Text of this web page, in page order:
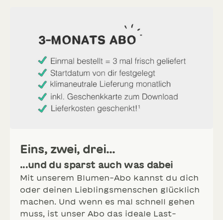
Eins, zwei, drei...
...und du sparst auch was dabei
Mit unserem Blumen-Abo kannst du dich
oder deinen Lieblingsmenschen glücklich
machen. Und wenn es mal schnell gehen
muss, ist unser Abo das ideale Last-